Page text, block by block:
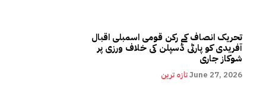
تحریک انصاف کے رکن قومی اسمبلی اقبال
آفریدی کو پارٹی ڈسپلن کی خلاف ورزی پر
شوکاز جاری
تازہ ترینJune 27, 2026